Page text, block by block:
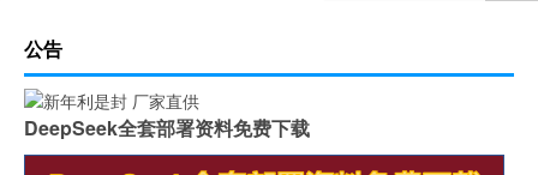
公告
DeepSeek全套部署资料免费下载